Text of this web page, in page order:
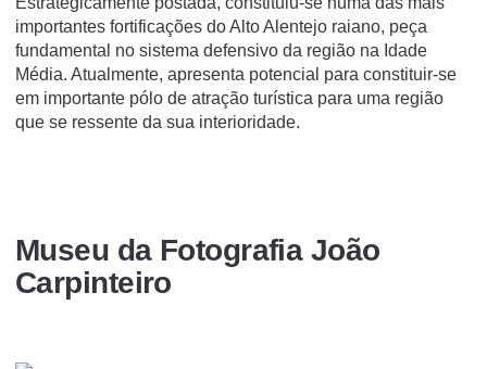
importantes fortificações do Alto Alentejo raiano, peça
fundamental no sistema defensivo da região na Idade
Média. Atualmente, apresenta potencial para constituir-se
em importante pólo de atração turí­stica para uma região
que se ressente da sua interioridade.
Museu da Fotografia João
Carpinteiro